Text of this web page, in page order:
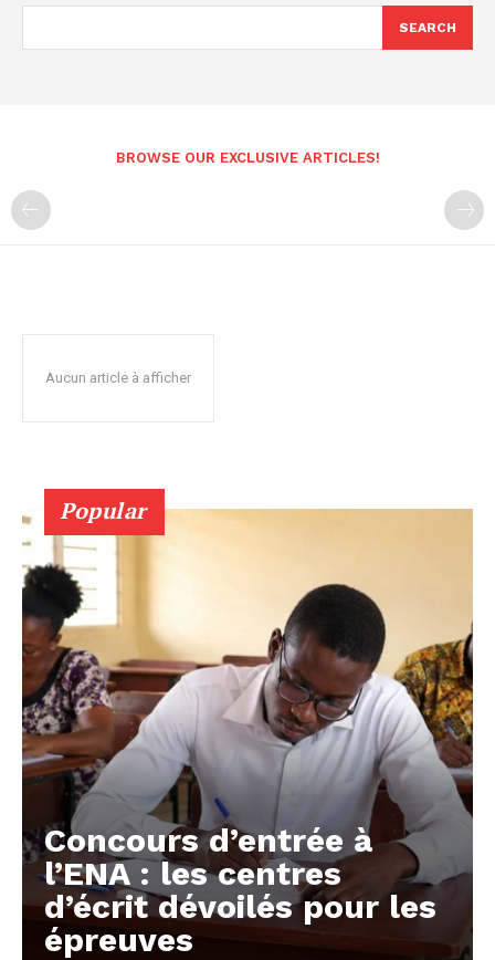
SEARCH
BROWSE OUR EXCLUSIVE ARTICLES!
Aucun article à afficher
Popular
Concours d’entrée à
l’ENA : les centres
d’écrit dévoilés pour les
épreuves